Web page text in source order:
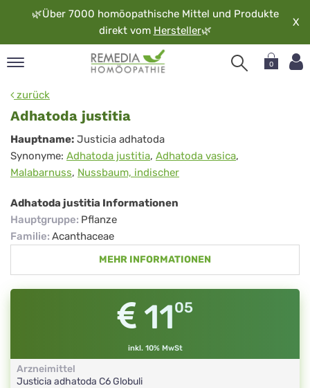
🌿Über 7000 homöopathische Mittel und Produkte
direkt vom Hersteller🌿
X
0
zurück
Adhatoda justitia
Adhatoda
justitia
Hauptname: Justicia adhatoda
Synonyme: Adhatoda justitia, Adhatoda vasica,
Malabarnuss, Nussbaum, indischer
Adhatoda justitia Informationen
Hauptgruppe: Pflanze
Familie: Acanthaceae
MEHR INFORMATIONEN
1105
inkl. 10% MwSt
Arzneimittel
Justicia adhatoda C6Globuli